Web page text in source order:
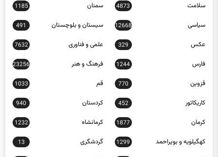
سلامت 4873 سمنان 1185
سیاسی 12668 سیستان و بلوچستان 491
عکس 329 علمی و فناوری 7632
فارس 1244 فرهنگ و هنر 23256
قزوین 770 قم 1033
کاریکاتور 452 کردستان 940
کرمان 1877 کرمانشاه 1232
کهگیلویه و بویراحمد 1299 گردشگری 13